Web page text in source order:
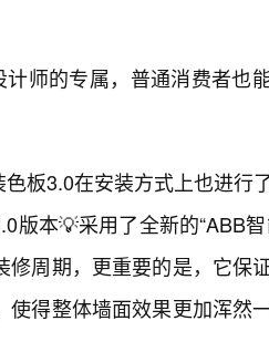
师的专属，普通消费者也
板3.0在安装方式上也进行
版本💡采用了全新的“ABB
周期，更重要的是，它保
得整体墙面效果更加浑然